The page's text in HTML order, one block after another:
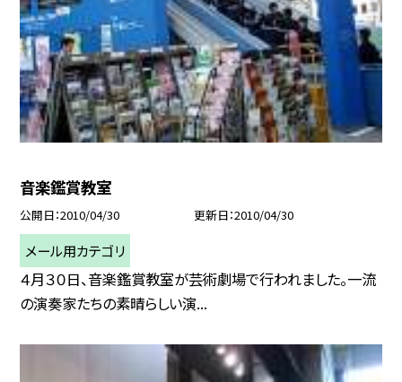
音楽鑑賞教室
公開日 2010/04/30 更新日 2010/04/30
メール用カテゴリ
４月３０日、音楽鑑賞教室が芸術劇場で行われました。一流
の演奏家たちの素晴らしい演...